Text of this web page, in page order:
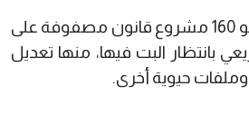
يأتي ذلك مع وجود نحو 160 مشروع قانون مصفوفة على
بانتظار البت فيها، منها تعديل
حيوية أخرى.